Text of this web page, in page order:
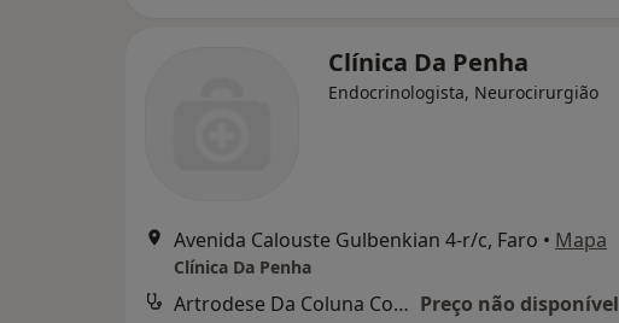
Clínica Da Penha
Endocrinologista, Neurocirurgião
Avenida Calouste Gulbenkian 4-r/c, Faro • Mapa
Clínica Da Penha
Artrodese Da Coluna Com Instrumentacao Por Via Anterior Preço não disponível